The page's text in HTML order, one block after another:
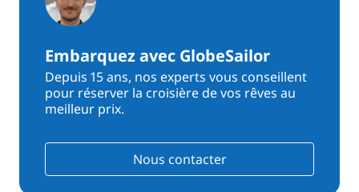
Embarquez avec GlobeSailor
Depuis 15 ans, nos experts vous conseillent
pour réserver la croisière de vos rêves au
meilleur prix.
Nous contacter